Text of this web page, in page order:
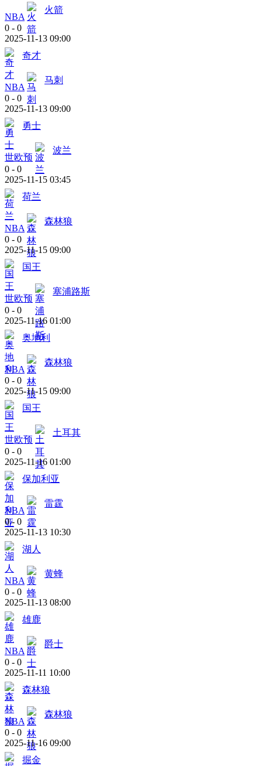
NBA
火箭
0 - 0
2025-11-13 09:00
奇才
NBA
马刺
0 - 0
2025-11-13 09:00
勇士
世欧预
波兰
0 - 0
2025-11-15 03:45
荷兰
NBA
森林狼
0 - 0
2025-11-15 09:00
国王
世欧预
塞浦路斯
0 - 0
2025-11-16 01:00
奥地利
NBA
森林狼
0 - 0
2025-11-15 09:00
国王
世欧预
土耳其
0 - 0
2025-11-16 01:00
保加利亚
NBA
雷霆
0 - 0
2025-11-13 10:30
湖人
NBA
黄蜂
0 - 0
2025-11-13 08:00
雄鹿
NBA
爵士
0 - 0
2025-11-11 10:00
森林狼
NBA
森林狼
0 - 0
2025-11-16 09:00
掘金